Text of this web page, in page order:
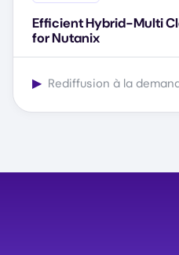
Efficient Hybrid-Multi
for Nutanix
▶ Rediffusion à la